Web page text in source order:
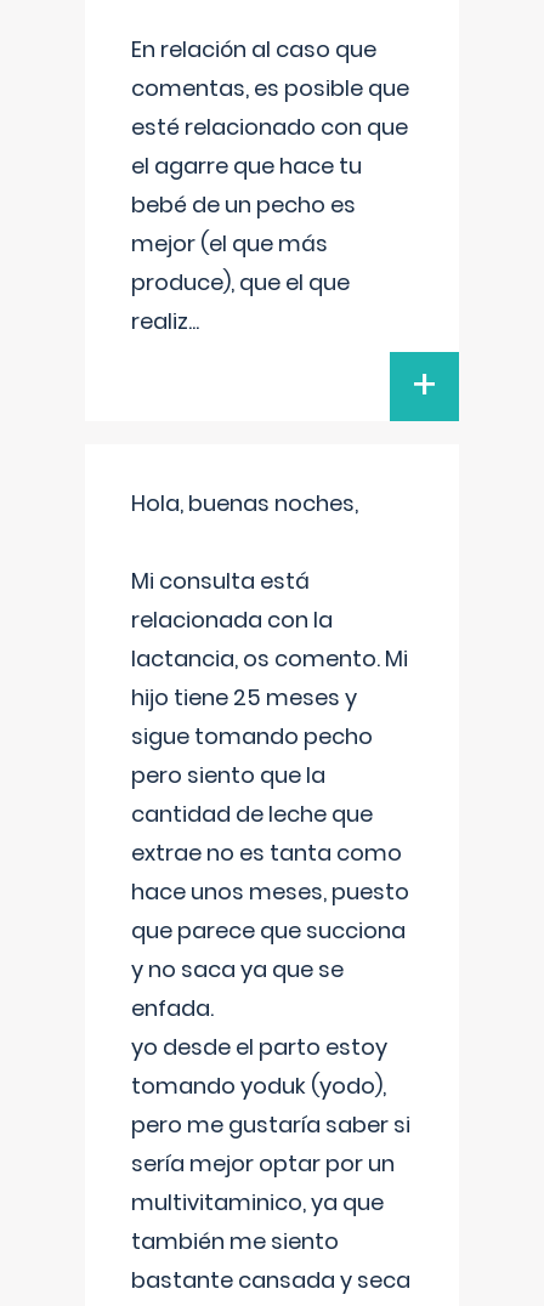
En relación al caso que
comentas, es posible que
esté relacionado con que
el agarre que hace tu
bebé de un pecho es
mejor (el que más
produce), que el que
realiz...
+
Hola, buenas noches,
Mi consulta está
relacionada con la
lactancia, os comento. Mi
hijo tiene 25 meses y
sigue tomando pecho
pero siento que la
cantidad de leche que
extrae no es tanta como
hace unos meses, puesto
que parece que succiona
y no saca ya que se
enfada.
yo desde el parto estoy
tomando yoduk (yodo),
pero me gustaría saber si
sería mejor optar por un
multivitaminico, ya que
también me siento
bastante cansada y seca